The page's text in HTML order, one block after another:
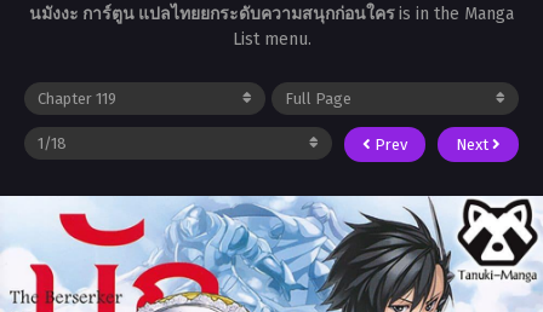
นมังงะ การ์ตูน แปลไทยยกระดับความสนุกก่อนใครis in the Manga
List menu.
Prev Next